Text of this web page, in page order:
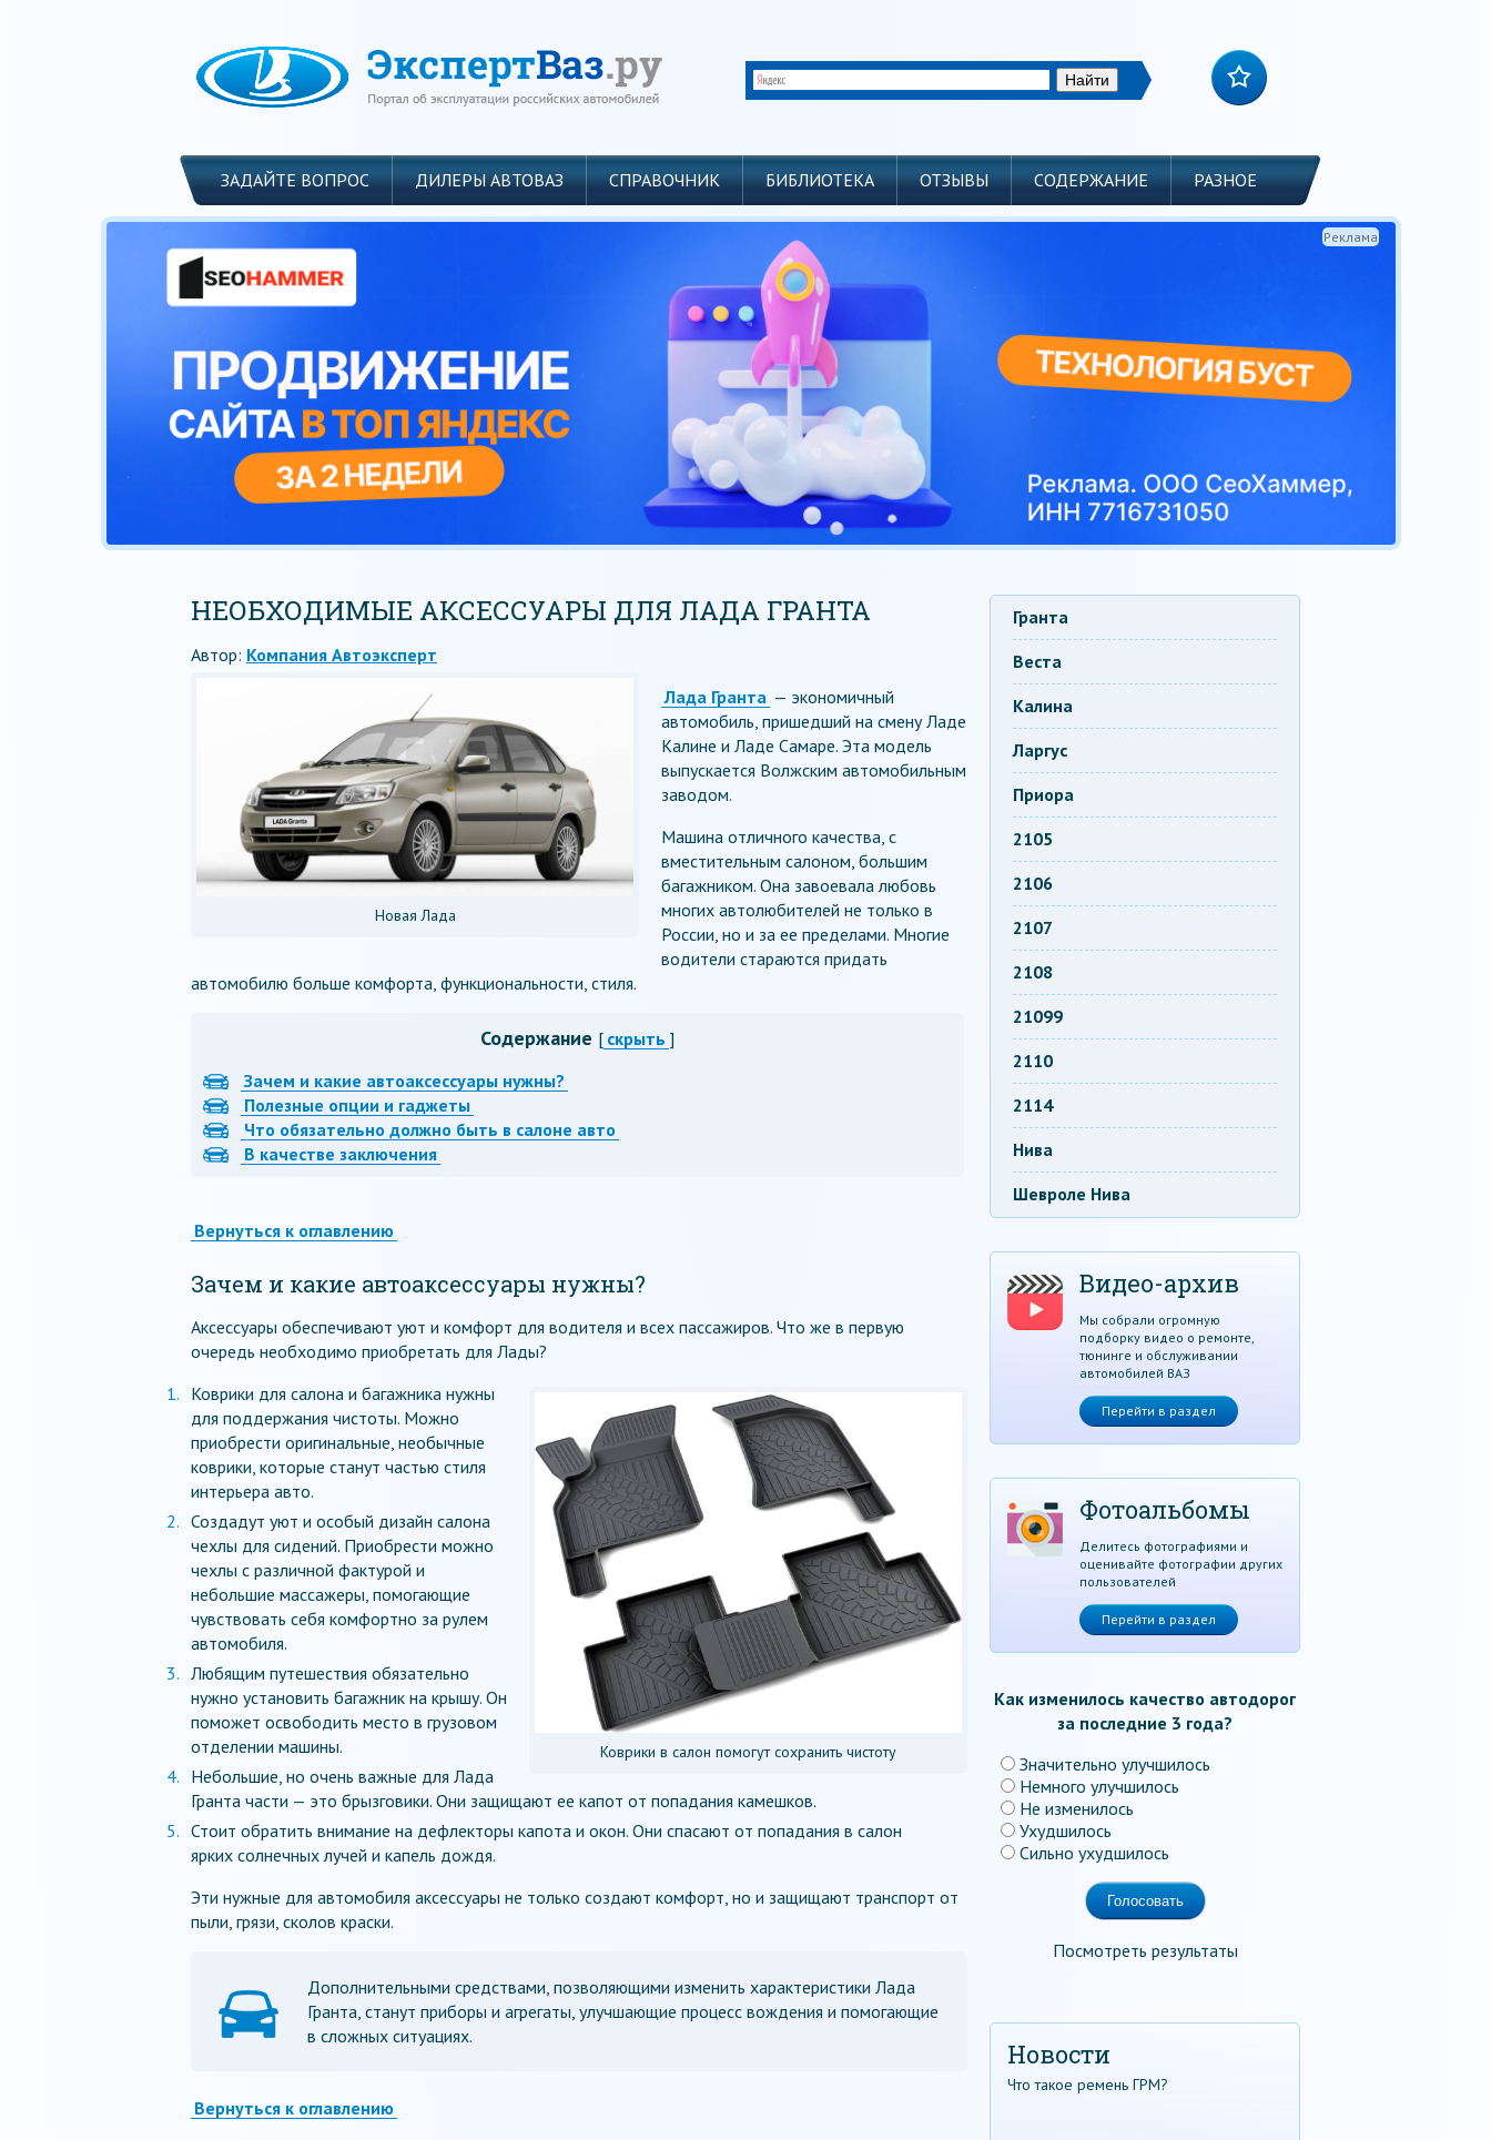
ЗАДАЙТЕ ВОПРОС ДИЛЕРЫ АВТОВАЗ СПРАВОЧНИК БИБЛИОТЕКА ОТЗЫВЫ СОДЕРЖАНИЕ РАЗНОЕ
Реклама
НЕОБХОДИМЫЕ АКСЕССУАРЫ ДЛЯ ЛАДА ГРАНТА
Автор: Компания Автоэксперт
Новая Лада
Лада Гранта — экономичный
автомобиль, пришедший на смену Ладе
Калине и Ладе Самаре. Эта модель
выпускается Волжским автомобильным
заводом.
Машина отличного качества, с
вместительным салоном, большим
багажником. Она завоевала любовь
многих автолюбителей не только в
России, но и за ее пределами. Многие
водители стараются придать
автомобилю больше комфорта, функциональности, стиля.
Содержание [ скрыть ]
Зачем и какие автоаксессуары нужны?
Полезные опции и гаджеты
Что обязательно должно быть в салоне авто
В качестве заключения
Вернуться к оглавлению
Зачем и какие автоаксессуары нужны?
Аксессуары обеспечивают уют и комфорт для водителя и всех пассажиров. Что же в первую
очередь необходимо приобретать для Лады?
Коврики в салон помогут сохранить чистоту
Коврики для салона и багажника нужны
для поддержания чистоты. Можно
приобрести оригинальные, необычные
коврики, которые станут частью стиля
интерьера авто.
Создадут уют и особый дизайн салона
чехлы для сидений. Приобрести можно
чехлы с различной фактурой и
небольшие массажеры, помогающие
чувствовать себя комфортно за рулем
автомобиля.
Любящим путешествия обязательно
нужно установить багажник на крышу. Он
поможет освободить место в грузовом
отделении машины.
Небольшие, но очень важные для Лада
Гранта части — это брызговики. Они защищают ее капот от попадания камешков.
Стоит обратить внимание на дефлекторы капота и окон. Они спасают от попадания в салон
ярких солнечных лучей и капель дождя.
Эти нужные для автомобиля аксессуары не только создают комфорт, но и защищают транспорт от
пыли, грязи, сколов краски.
Дополнительными средствами, позволяющими изменить характеристики Лада
Гранта, станут приборы и агрегаты, улучшающие процесс вождения и помогающие
в сложных ситуациях.
Вернуться к оглавлению
Гранта
Веста
Калина
Ларгус
Приора
2105
2106
2107
2108
21099
2110
2114
Нива
Шевроле Нива
Видео-архив
Мы собрали огромную
подборку видео о ремонте,
тюнинге и обслуживании
автомобилей ВАЗ
Перейти в раздел
Фотоальбомы
Делитесь фотографиями и
оценивайте фотографии других
пользователей
Перейти в раздел
Как изменилось качество автодорог
за последние 3 года?
Значительно улучшилось
Немного улучшилось
Не изменилось
Ухудшилось
Сильно ухудшилось
Посмотреть результаты
Новости
Что такое ремень ГРМ?